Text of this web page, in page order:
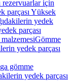
rezervuarlar için
parçası Yüksek
yedek
parçası
Gömme
yedek parçası
gömme
yedek parçası